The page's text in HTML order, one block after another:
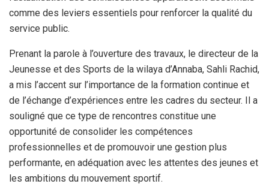
comme des leviers essentiels pour renforcer la qualité du
service public.
Prenant la parole à l’ouverture des travaux, le directeur de la
Jeunesse et des Sports de la wilaya d’Annaba, Sahli Rachid,
a mis l’accent sur l’importance de la formation continue et
de l’échange d’expériences entre les cadres du secteur. Il a
souligné que ce type de rencontres constitue une
opportunité de consolider les compétences
professionnelles et de promouvoir une gestion plus
performante, en adéquation avec les attentes des jeunes et
les ambitions du mouvement sportif.